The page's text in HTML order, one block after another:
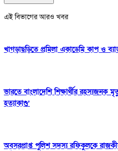
এই বিভাগের আরও খবর
খাগড়াছড়িতে প্রমিলা একাডেমি কাপ ও
ভারতে বাংলাদেশি শিক্ষার্থীর রহস্যজনক
হত্যাকাণ্ড’
অবসরপ্রাপ্ত পুলিশ সদস্য রফিকুলকে